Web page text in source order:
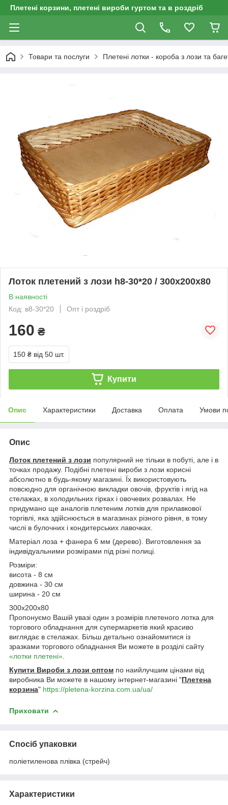
Плетені корзини, плетені вироби гуртом та в роздріб
Товари та послуги Плетені лотки - короба з лози та
Лоток плетений з лози h8-30*20 / 300х200х80
В наявності
Код: в8-30*20
Опт і роздріб
160 ₴
150 ₴ від 50 шт.
Купити
Опис Характеристики Доставка Оплата Умови
Опис
Лоток плетений з лози популярний не тільки в побуті, але і в
точках продажу. Подібні плетені вироби з лози корисні
абсолютно в будь-якому магазині. Їх використовують
повсюдно для органічною викладки овочів, фруктів і ягід на
стелажах, в холодильних гірках і овочевих розвалах. Не
придумано ще аналогів плетеним лотків для прилавкової
торгівлі, яка здійснюється в магазинах різного рівня, в тому
числі в булочних і кондитерських лавочках.
Матеріал лоза + фанера 6 мм (дерево). Виготовлення за
індивідуальними розмірами під різні полиці.
Розміри:
висота - 8 см
довжина - 30 см
ширина - 20 см
300х200х80
Пропонуємо Вашій увазі один з розмірів плетеного лотка для
торгового обладнання для супермаркетів який красиво
виглядає в стелажах. Більш детально ознайомитися із
зразками торгового обладнання Ви можете в розділі сайту
«лотки плетені»
Купити Вироби з лози оптом по наийлучшим цінами від
виробника Ви можете в нашому інтернет-магазині "Плетена
корзина" https://pletena-korzina.com.ua/ua/
Приховати
Спосіб упаковки
поліетиленова плівка (стрейч)
Характеристики